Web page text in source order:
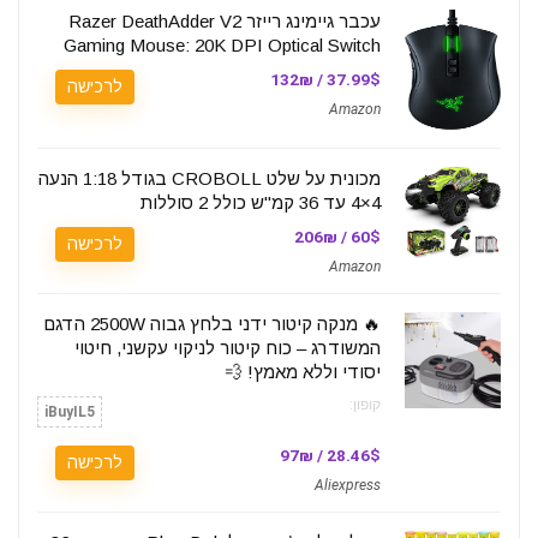
עכבר גיימינג רייזר Razer DeathAdder V2
Gaming Mouse: 20K DPI Optical Switch
37.99$ / 132₪
Amazon
לרכישה
מכונית על שלט CROBOLL בגודל 1:18 הנעה
4×4 עד 36 קמ"ש כולל 2 סוללות
60$ / 206₪
Amazon
לרכישה
🔥 מנקה קיטור ידני בלחץ גבוה 2500W הדגם
המשודרג – כוח קיטור לניקוי עקשני, חיטוי
יסודי וללא מאמץ! 💨
קופון: iBuyIL5
28.46$ / 97₪
Aliexpress
לרכישה